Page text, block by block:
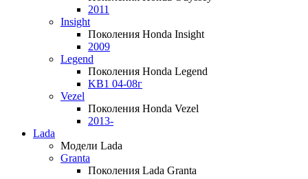
2011
Insight
Поколения Honda Insight
2009
Legend
Поколения Honda Legend
KB1 04-08г
Vezel
Поколения Honda Vezel
2013-
Lada
Модели Lada
Granta
Поколения Lada Granta